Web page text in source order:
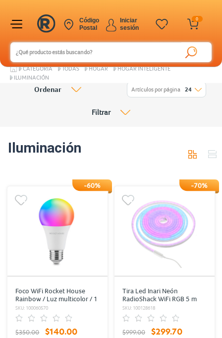
0
Iniciar
sesión
Código
Postal
CATEGORÍA TODAS HOGAR
HOGAR INTELIGENTE
ILUMINACIÓN
Iluminación
Ordenar Artículos por página 24
Filtrar
-60%
Foco WiFi Rocket House
Rainbow / Luz multicolor / 1
pieza / Google / Alexa
SKU: 100060570
$350.00 $140.00
-70%
Tira Led Inari Neón
RadioShack WiFi RGB 5 m
SKU: 100128618
$999.00 $299.70